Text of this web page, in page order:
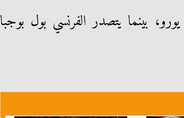
دي ماريا، بقيمة 75 مليون يورو، بينما يتصدر الفرنسي بول بوجبا